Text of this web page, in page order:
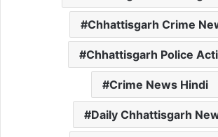
Chhattisgarh Crime
Chhattisgarh Police
Crime News Hindi
Daily Chhattisgarh